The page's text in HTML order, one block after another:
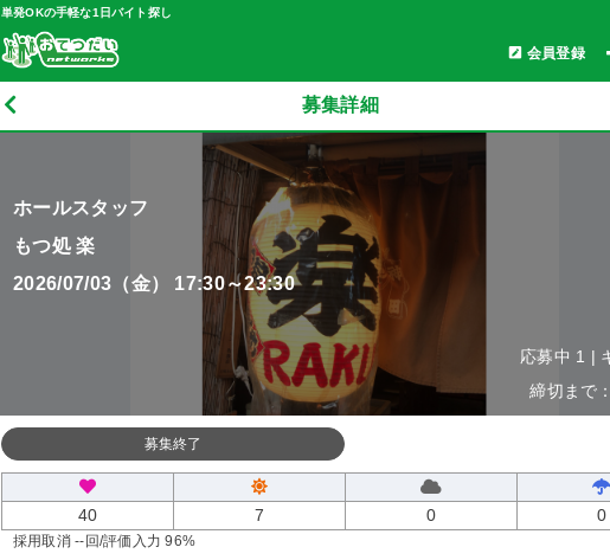
単発OKの手軽な1日バイト探し
会員登録
募集詳細
ホールスタッフ
もつ処 楽
2026/07/03（金） 17:30～23:30
応募中 1 |
締切まで
募集終了
40 7 0 0
採用取消 --回/評価入力 96%